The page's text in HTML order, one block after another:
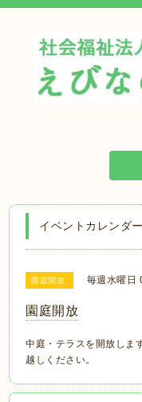
イベントカレンダー
園庭開放 毎週水曜日
園庭開放
中庭・テラスを開放しま
越しください。